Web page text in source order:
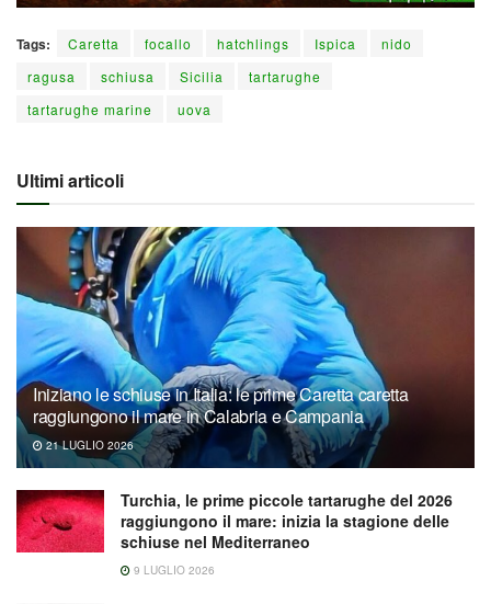
Tags: Caretta focallo hatchlings Ispica
nido
ragusa
schiusa Sicilia
tartarughe
tartarughe marine
uova
Ultimi articoli
Iniziano le schiuse in Italia: le prime Caretta caretta
raggiungono il mare in Calabria e Campania
21 LUGLIO 2026
Turchia, le prime piccole tartarughe del 2026
raggiungono il mare: inizia la stagione delle
schiuse nel Mediterraneo
9 LUGLIO 2026